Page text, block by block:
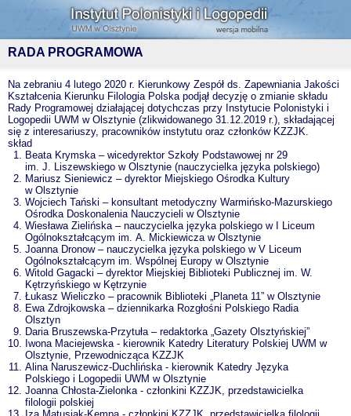
RADA PROGRAMOWA
Na zebraniu 4 lutego 2020 r. Kierunkowy Zespół ds. Zapewniania Jakości
Kształcenia Kierunku Filologia Polska podjął decyzję o zmianie składu
Rady Programowej działającej dotychczas przy Instytucie Polonistyki i
Logopedii UWM w Olsztynie (zlikwidowanego 31.12.2019 r.), składającej
się z interesariuszy, pracowników instytutu oraz członków KZZJK.
skład
Beata Krymska – wicedyrektor Szkoły Podstawowej nr 29
im. J. Liszewskiego w Olsztynie (nauczycielka języka polskiego)
Mariusz Sieniewicz – dyrektor Miejskiego Ośrodka Kultury
w Olsztynie
Wojciech Tański – konsultant metodyczny Warmińsko-Mazurskiego
Ośrodka Doskonalenia Nauczycieli w Olsztynie
Wiesława Zielińska – nauczycielka języka polskiego w I Liceum
Ogólnokształcącym im. A. Mickiewicza w Olsztynie
Joanna Dronow – nauczycielka języka polskiego w V Liceum
Ogólnokształcącym im. Wspólnej Europy w Olsztynie
Witold Gagacki – dyrektor Miejskiej Biblioteki Publicznej im. W.
Kętrzyńskiego w Kętrzynie
Łukasz Wieliczko – pracownik Biblioteki „Planeta 11” w Olsztynie
Ewa Zdrojkowska – dziennikarka Rozgłośni Polskiego Radia
Olsztyn
Daria Bruszewska-Przytuła – redaktorka „Gazety Olsztyńskiej”
Iwona Maciejewska - kierownik Katedry Literatury Polskiej UWM w
Olsztynie, Przewodnicząca KZZJK
Alina Naruszewicz-Duchlińska - kierownik Katedry Języka
Polskiego i Logopedii UWM w Olsztynie
Joanna Chłosta-Zielonka - członkini KZZJK, przedstawicielka
filologii polskiej